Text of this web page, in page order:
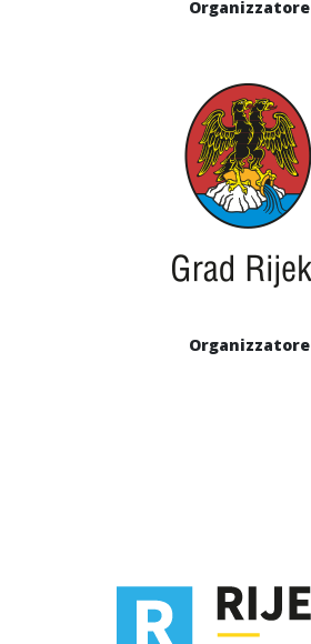
Organizzatore
Organizzatore